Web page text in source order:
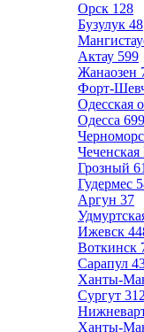
Орск 128
Бузулук 48
Актау 599
Жанаозен
Форт-
Одесская
Одесса 699
Чеченская
Грозный
Гудермес
Аргун 37
Ижевск
Воткинск
Сарапул
Ханты-
Сургут 312
Ханты-